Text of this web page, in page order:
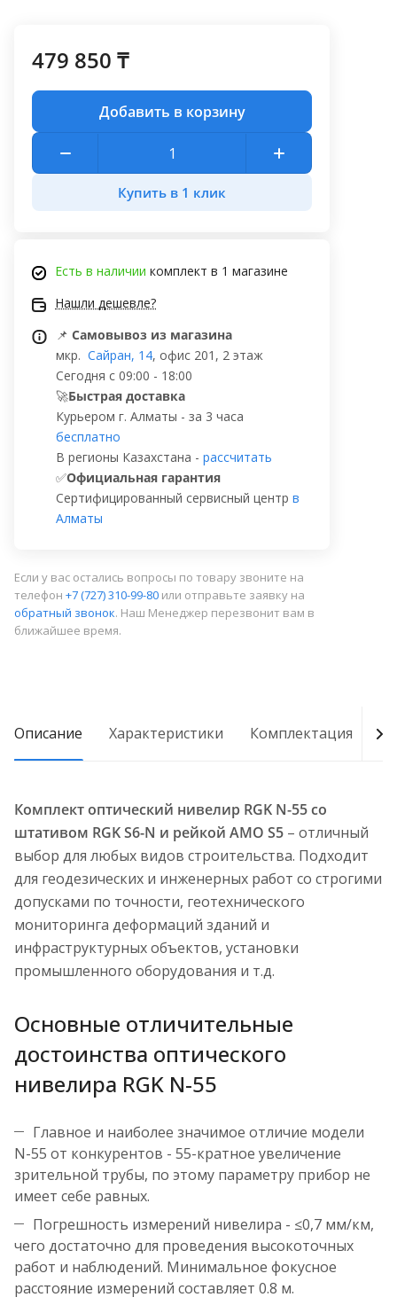
479 850 ₸
Добавить в корзину
Купить в 1 клик
Есть в наличии комплект в 1 магазине
Нашли дешевле?
📌 Самовывоз из магазина
мкр. Сайран, 14, офис 201, 2 этаж
Сегодня с 09:00 - 18:00
🚀Быстрая доставка
Курьером г. Алматы - за 3 часа
бесплатно
В регионы Казахстана - рассчитать
✅Официальная гарантия
Сертифицированный сервисный центр в
Алматы
Если у вас остались вопросы по товару звоните на
телефон +7 (727) 310-99-80 или отправьте заявку на
обратный звонок. Наш Менеджер перезвонит вам в
ближайшее время.
Описание Характеристики Комплектация
Комплект оптический нивелир RGK N-55 со
штативом RGK S6-N и рейкой AMO S5 – отличный
выбор для любых видов строительства. Подходит
для геодезических и инженерных работ со строгими
допусками по точности, геотехнического
мониторинга деформаций зданий и
инфраструктурных объектов, установки
промышленного оборудования и т.д.
Основные отличительные
достоинства оптического
нивелира RGK N-55
Главное и наиболее значимое отличие модели
N-55 от конкурентов - 55-кратное увеличение
зрительной трубы, по этому параметру прибор не
имеет себе равных.
Погрешность измерений нивелира - ≤0,7 мм/км,
чего достаточно для проведения высокоточных
работ и наблюдений. Минимальное фокусное
расстояние измерений составляет 0.8 м.